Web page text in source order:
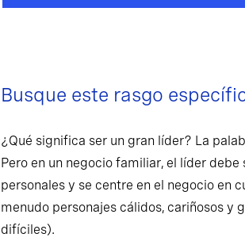
Busque este rasgo
¿Qué significa ser un gran líder? La
Pero en un negocio familiar, el líder
personales y se centre en el negocio en
menudo personajes cálidos, cariñosos y
difíciles).